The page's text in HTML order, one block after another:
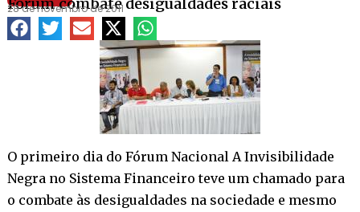
28 de novembro de 2011
O primeiro dia do Fórum Nacional A Invisibilidade
Negra no Sistema Financeiro teve um chamado para
o combate às desigualdades na sociedade e mesmo